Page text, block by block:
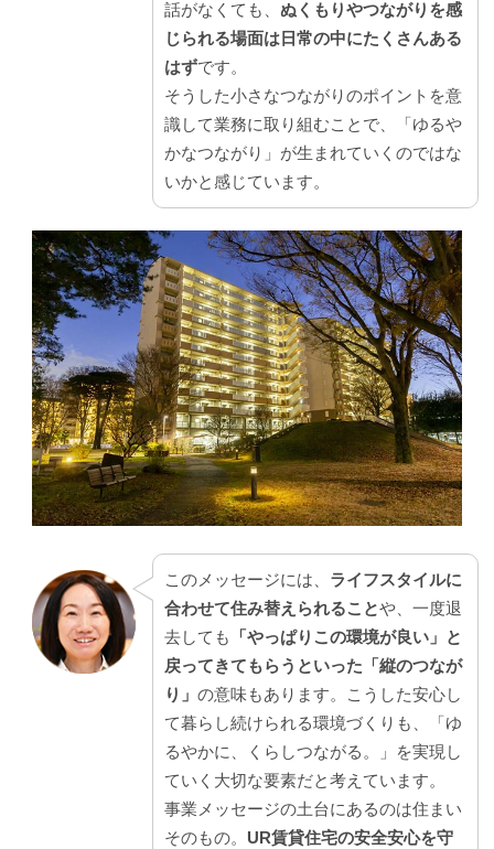
話がなくても、 ぬくもりやつながりを感
じられる場面は日常の中にたくさんある
はずです。
そうした小さなつながりのポイントを意
識して業務に取り組むことで、「ゆるや
かなつながり」が生まれていくのではな
いかと感じています。
このメッセージには、 ライフスタイルに
合わせて住み替えられることや、一度退
去しても
「やっぱりこの環境が良い」と
戻ってきてもらうといった「縦のつなが
り」 の意味もあります。こうした安心し
て暮らし続けられる環境づくりも、「ゆ
るやかに、くらしつながる。」を実現し
ていく大切な要素だと考えています。
事業メッセージの土台にあるのは住まい
そのもの。 UR賃貸住宅の安全安心を守